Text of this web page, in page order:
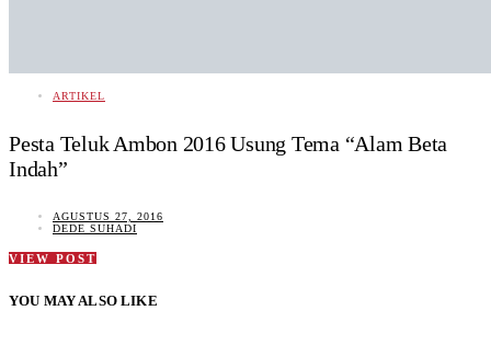
ARTIKEL
Pesta Teluk Ambon 2016 Usung Tema “Alam Beta
Indah”
AGUSTUS 27, 2016
DEDE SUHADI
VIEW POST
YOU MAY ALSO LIKE